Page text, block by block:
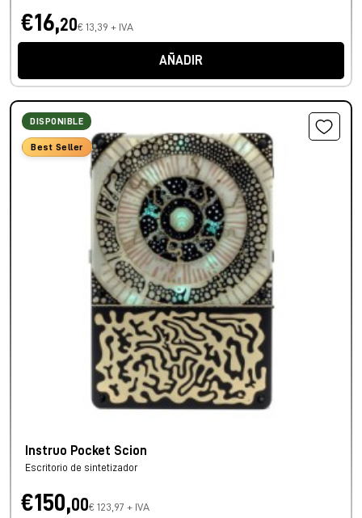
€16,20€ 13,39 + IVA
AÑADIR
DISPONIBLE
Best Seller
Instruo Pocket Scion
Escritorio de sintetizador
€150,00€ 123,97 + IVA